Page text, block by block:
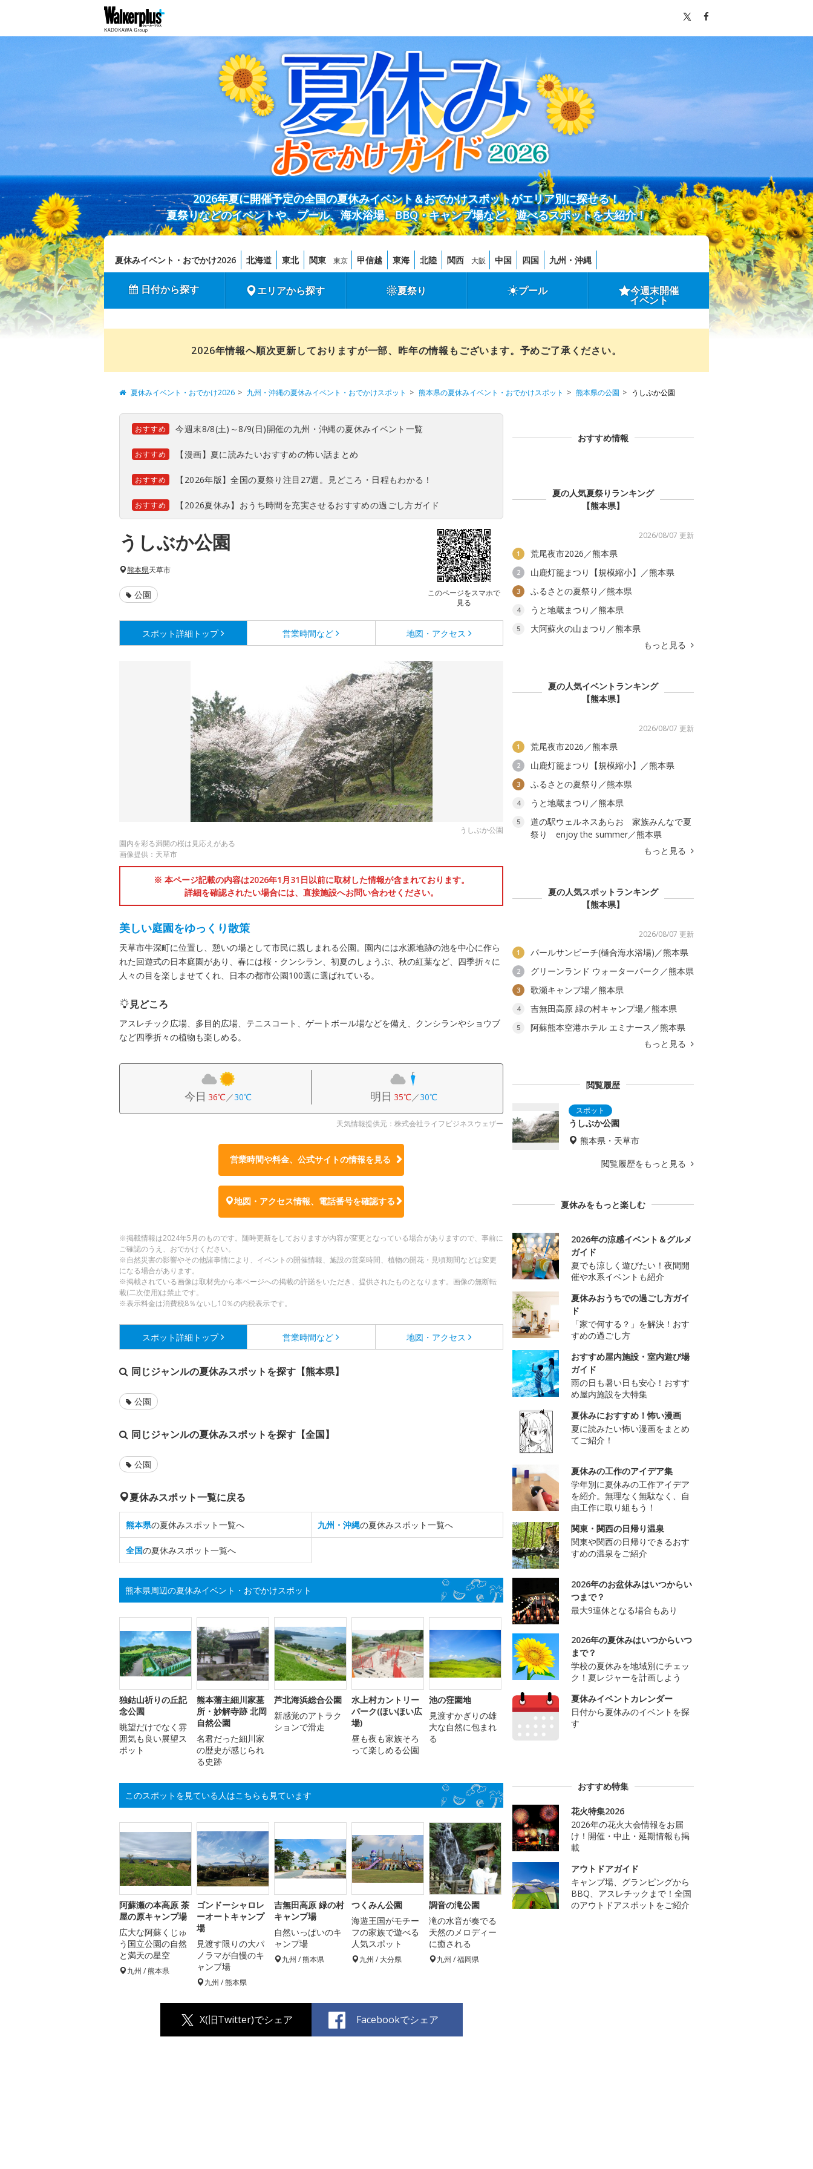
2026年夏に開催予定の全国の夏休みイベント＆おでかけスポットがエリア別に探せる！
夏祭りなどのイベントや、プール、海水浴場、BBQ・キャンプ場など、遊べるスポットを大紹介！
夏休みイベント・おでかけ2026 北海道 東北 関東 東京 甲信越 東海 北陸 関西 大阪 中国 四国 九州・沖縄
日付から探す エリアから探す 夏祭り プール 今週末開催
イベント
2026年情報へ順次更新しておりますが一部、昨年の情報もございます。予めご了承ください。
夏休みイベント・おでかけ2026 九州・沖縄の夏休みイベント・おでかけスポット 熊本県の夏休みイベント・おでかけスポット 熊本県の公園 うしぶか公園
おすすめ 今週末8/8(土)～8/9(日)開催の九州・沖縄の夏休みイベント一覧
おすすめ 【漫画】夏に読みたいおすすめの怖い話まとめ
おすすめ 【2026年版】全国の夏祭り注目27選。見どころ・日程もわかる！
おすすめ 【2026夏休み】おうち時間を充実させるおすすめの過ごし方ガイド
うしぶか公園
このページをスマホで
見る
熊本県天草市
公園
スポット詳細 トップ 営業時間など 地図・アクセス
うしぶか公園
園内を彩る満開の桜は見応えがある
画像提供：天草市
※ 本ページ記載の内容は2026年1月31日以前に取材した情報が含まれております。
詳細を確認されたい場合には、直接施設へお問い合わせください。
美しい庭園をゆっくり散策
天草市牛深町に位置し、憩いの場として市民に親しまれる公園。園内には水源地跡の池を中心に作ら
れた回遊式の日本庭園があり、春には桜・クンシラン、初夏のしょうぶ、秋の紅葉など、四季折々に
人々の目を楽しませてくれ、日本の都市公園100選に選ばれている。
見どころ
アスレチック広場、多目的広場、テニスコート、ゲートボール場などを備え、クンシランやショウブ
など四季折々の植物も楽しめる。
今日 36℃／30℃ 明日 35℃／30℃
天気情報提供元：株式会社ライフビジネスウェザー
営業時間や料金、公式サイトの情報を見る
地図・アクセス情報、電話番号を確認する
※掲載情報は2024年5月のものです。随時更新をしておりますが内容が変更となっている場合がありますので、事前に
ご確認のうえ、おでかけください。
※自然災害の影響やその他諸事情により、イベントの開催情報、施設の営業時間、植物の開花・見頃期間などは変更
になる場合があります。
※掲載されている画像は取材先から本ページへの掲載の許諾をいただき、提供されたものとなります。画像の無断転
載(二次使用)は禁止です。
※表示料金は消費税8％ないし10％の内税表示です。
スポット詳細 トップ 営業時間など 地図・アクセス
同じジャンルの夏休みスポットを探す【熊本県】
公園
同じジャンルの夏休みスポットを探す【全国】
公園
夏休みスポット一覧に戻る
熊本県の夏休みスポット一覧へ 九州・沖縄の夏休みスポット一覧へ
全国の夏休みスポット一覧へ
熊本県周辺の夏休みイベント・おでかけスポット
独鈷山祈りの丘記
念公園
眺望だけでなく雰
囲気も良い展望ス
ポット
熊本藩主細川家墓
所・妙解寺跡 北岡
自然公園
名君だった細川家
の歴史が感じられ
る史跡
芦北海浜総合公園
新感覚のアトラク
ションで滑走
水上村カントリー
パーク(ほいほい広
場)
昼も夜も家族そろ
って楽しめる公園
池の窪園地
見渡すかぎりの雄
大な自然に包まれ
る
このスポットを見ている人はこちらも見ています
阿蘇瀬の本高原 茶
屋の原キャンプ場
広大な阿蘇くじゅ
う国立公園の自然
と満天の星空
九州 / 熊本県
ゴンドーシャロレ
ーオートキャンプ
場
見渡す限りの大パ
ノラマが自慢のキ
ャンプ場
九州 / 熊本県
吉無田高原 緑の村
キャンプ場
自然いっぱいのキ
ャンプ場
九州 / 熊本県
つくみん公園
海遊王国がモチー
フの家族で遊べる
人気スポット
九州 / 大分県
調音の滝公園
滝の水音が奏でる
天然のメロディー
に癒される
九州 / 福岡県
X(旧Twitter)でシェア Facebookでシェア
おすすめ情報
夏の人気夏祭りランキング
【熊本県】
2026/08/07 更新
1 荒尾夜市2026／熊本県
2 山鹿灯籠まつり【規模縮小】／熊本県
3 ふるさとの夏祭り／熊本県
4 うと地蔵まつり／熊本県
5
大阿蘇火の山まつり／熊本県
もっと見る
夏の人気イベントランキング
【熊本県】
2026/08/07 更新
1 荒尾夜市2026／熊本県
2 山鹿灯籠まつり【規模縮小】／熊本県
3 ふるさとの夏祭り／熊本県
4 うと地蔵まつり／熊本県
5
道の駅ウェルネスあらお 家族みんなで夏
祭り enjoy the summer／熊本県
もっと見る
夏の人気スポットランキング
【熊本県】
2026/08/07 更新
1 パールサンビーチ(樋合海水浴場)／熊本県
2 グリーンランド ウォーターパーク／熊本県
3 歌瀬キャンプ場／熊本県
4 吉無田高原 緑の村キャンプ場／熊本県
5
阿蘇熊本空港ホテル エミナース／熊本県
もっと見る
閲覧履歴
うしぶか公園
熊本県・天草市
閲覧履歴をもっと見る
夏休みをもっと楽しむ
2026年の涼感イベント＆グルメ
ガイド
夏でも涼しく遊びたい！夜間開
催や水系イベントも紹介
夏休みおうちでの過ごし方ガイ
ド
「家で何する？」を解決！おす
すめの過ごし方
おすすめ屋内施設・室内遊び場
ガイド
雨の日も暑い日も安心！おすす
め屋内施設を大特集
夏休みにおすすめ！怖い漫画
夏に読みたい怖い漫画をまとめ
てご紹介！
夏休みの工作のアイデア集
学年別に夏休みの工作アイデア
を紹介。無理なく無駄なく、自
由工作に取り組もう！
関東・関西の日帰り温泉
関東や関西の日帰りできるおす
すめの温泉をご紹介
2026年のお盆休みはいつからい
つまで？
最大9連休となる場合もあり
2026年の夏休みはいつからいつ
まで？
学校の夏休みを地域別にチェッ
ク！夏レジャーを計画しよう
夏休みイベントカレンダー
日付から夏休みのイベントを探
す
おすすめ特集
花火特集2026
2026年の花火大会情報をお届
け！開催・中止・延期情報も掲
載
アウトドアガイド
キャンプ場、グランピングから
BBQ、アスレチックまで！全国
のアウトドアスポットをご紹介